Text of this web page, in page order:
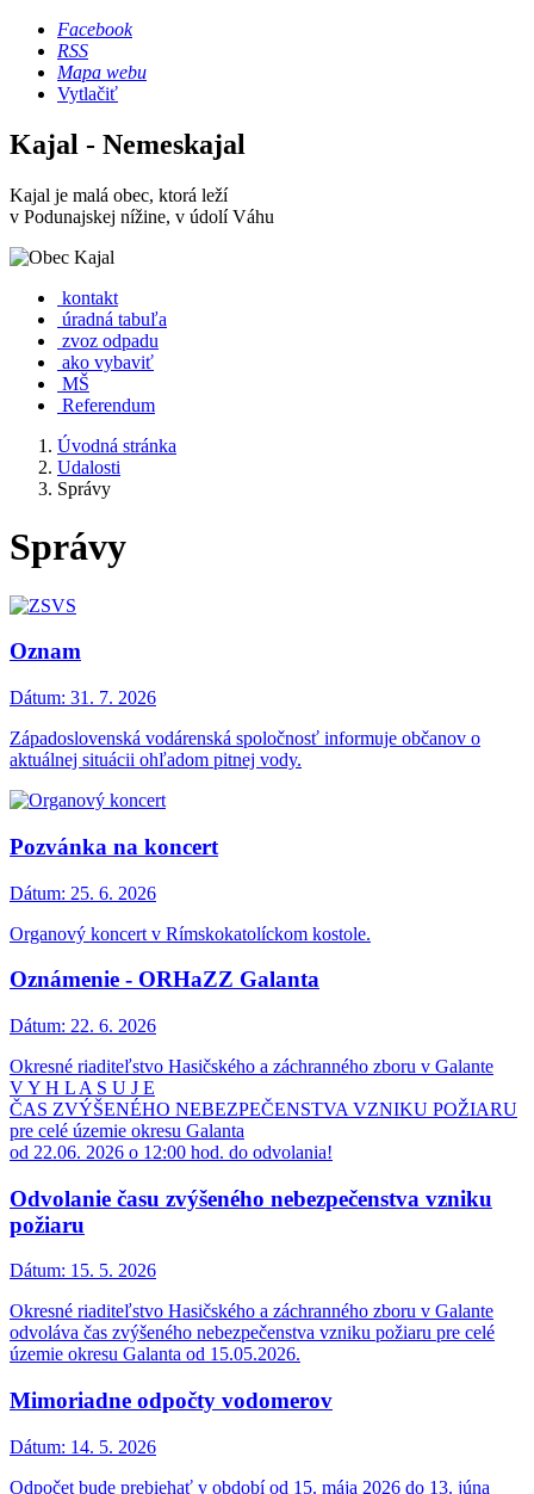
Facebook
RSS
Mapa webu
Vytlačiť
Kajal - Nemeskajal
Kajal je malá obec, ktorá leží
v Podunajskej nížine, v údolí Váhu
kontakt
úradná tabuľa
zvoz odpadu
ako vybaviť
MŠ
Referendum
Úvodná stránka
Udalosti
Správy
Správy
Oznam
Dátum: 31. 7. 2026
Západoslovenská vodárenská spoločnosť informuje občanov o
aktuálnej situácii ohľadom pitnej vody.
Pozvánka na koncert
Dátum: 25. 6. 2026
Organový koncert v Rímskokatolíckom kostole.
Oznámenie - ORHaZZ Galanta
Dátum: 22. 6. 2026
Okresné riaditeľstvo Hasičského a záchranného zboru v Galante
V Y H L A S U J E
ČAS ZVÝŠENÉHO NEBEZPEČENSTVA VZNIKU POŽIARU
pre celé územie okresu Galanta
od 22.06. 2026 o 12:00 hod. do odvolania!
Odvolanie času zvýšeného nebezpečenstva vzniku
požiaru
Dátum: 15. 5. 2026
Okresné riaditeľstvo Hasičského a záchranného zboru v Galante
odvoláva čas zvýšeného nebezpečenstva vzniku požiaru pre celé
územie okresu Galanta od 15.05.2026.
Mimoriadne odpočty vodomerov
Dátum: 14. 5. 2026
Odpočet bude prebiehať v období od 15. mája 2026 do 13. júna